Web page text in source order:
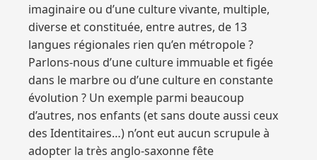
imaginaire ou d’une culture vivante, multiple,
diverse et constituée, entre autres, de 13
langues régionales rien qu’en métropole ?
Parlons-nous d’une culture immuable et figée
dans le marbre ou d’une culture en constante
évolution ? Un exemple parmi beaucoup
d’autres, nos enfants (et sans doute aussi ceux
des Identitaires…) n’ont eut aucun scrupule à
adopter la très anglo-saxonne fête